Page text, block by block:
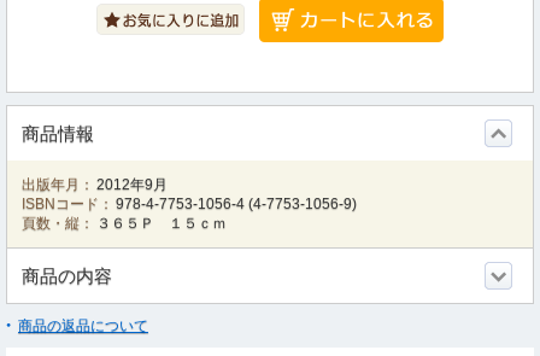
商品情報
出版年月： 2012年9月
ISBNコード： 978-4-7753-1056-4 (4-7753-1056-9)
頁数・縦：
３６５Ｐ １５ｃｍ
商品の内容
商品の返品について